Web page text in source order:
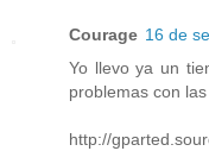
Courage 16 de
Yo llevo ya un
problemas con
http://